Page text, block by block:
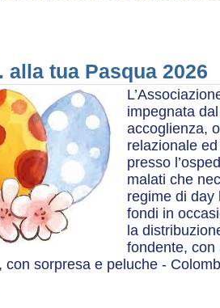
alla tua Pasqua 2026
impegnata
accoglienza,
relazionale
presso
malati che
regime di day
fondi in
la
fondente, con
con sorpresa e peluche -